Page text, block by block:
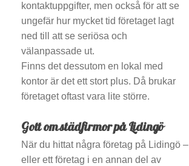
kontaktuppgifter, men också för att se
ungefär hur mycket tid företaget lagt
ned till att se seriösa och
välanpassade ut.
Finns det dessutom en lokal med
kontor är det ett stort plus. Då brukar
företaget oftast vara lite större.
Gott om städfirmor på Lidingö
När du hittat några företag på Lidingö –
eller ett företag i en annan del av